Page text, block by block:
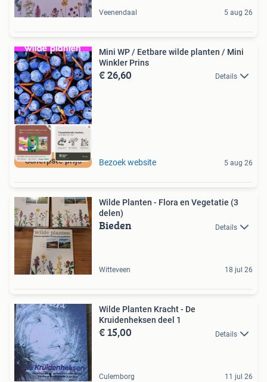
Veenendaal 5 aug 26
Scherpste prijs
Mini WP / Eetbare wilde planten / Mini
Winkler Prins
€ 26,60 Details
Bezoek website 5 aug 26
Wilde Planten - Flora en Vegetatie (3
delen)
Bieden Details
Witteveen 18 jul 26
Wilde Planten Kracht - De
Kruidenheksen deel 1
€ 15,00 Details
Culemborg 11 jul 26